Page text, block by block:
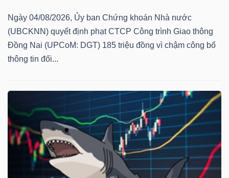
Ngày 04/08/2026, Ủy ban Chứng khoán Nhà nước
(UBCKNN) quyết định phạt CTCP Công trình Giao thông
Đồng Nai (UPCoM: DGT) 185 triệu đồng vì chậm công bố
thông tin đối...